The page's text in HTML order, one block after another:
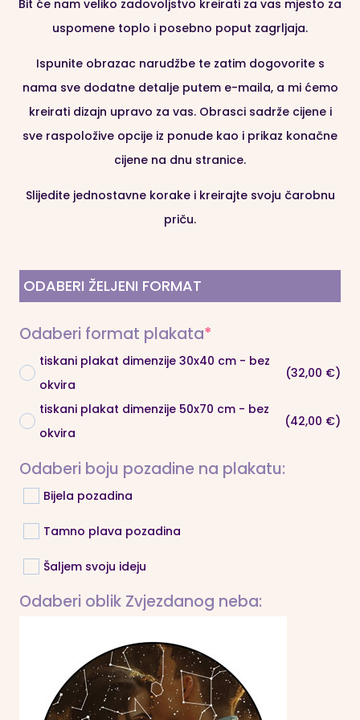
obrte za uramljivanje, provjerite bogatu ponudu
kvalitetnih okvira te od svog plakata napravite pravo
Bit će nam veliko zadovoljstvo kreirati za vas mjesto za
uspomene toplo i posebno poput zagrljaja.
Ispunite obrazac narudžbe te zatim dogovorite s
nama sve dodatne detalje putem e-maila, a mi ćemo
kreirati dizajn upravo za vas. Obrasci sadrže cijene i
sve raspoložive opcije iz ponude kao i prikaz konačne
cijene na dnu stranice.
Slijedite jednostavne korake i kreirajte svoju čarobnu
priču.
ODABERI ŽELJENI FORMAT
Odaberi format plakata*
tiskani plakat dimenzije 30x40 cm - bez
okvira
(32,00 €)
tiskani plakat dimenzije 50x70 cm - bez
okvira
(42,00 €)
Odaberi boju pozadine na plakatu:
Bijela pozadina
Tamno plava pozadina
Šaljem svoju ideju
Odaberi oblik Zvjezdanog neba: